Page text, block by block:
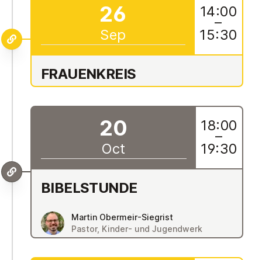
FRAUEN­KRE­IS
26
Sep
14:00
–
15:30
BIBEL­S­TUNDE
Martin Obermeir-Siegrist
Pastor, Kinder- und Jugendwerk
20
Oct
18:00
–
19:30